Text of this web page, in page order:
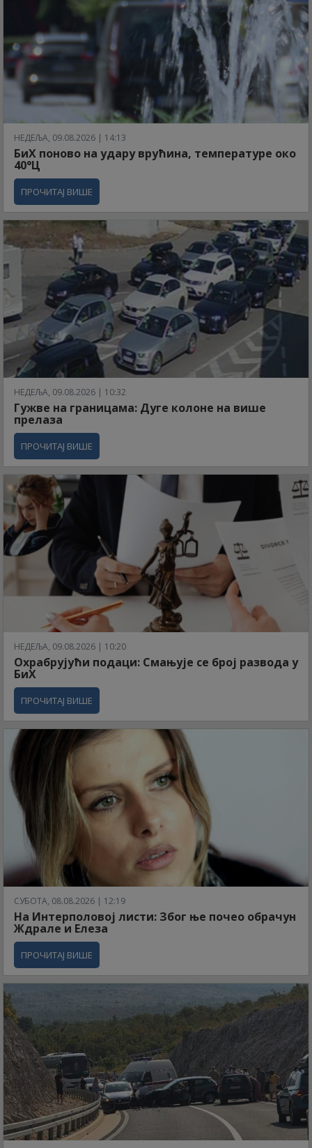
НЕДЕЉА, 09.08.2026 | 14:13
БиХ поново на удару врућина, температуре око
40°Ц
ПРОЧИТАЈ ВИШЕ
НЕДЕЉА, 09.08.2026 | 10:32
Гужве на границама: Дуге колоне на више
прелаза
ПРОЧИТАЈ ВИШЕ
НЕДЕЉА, 09.08.2026 | 10:20
Охрабрујући подаци: Смањује се број развода у
БиХ
ПРОЧИТАЈ ВИШЕ
СУБОТА, 08.08.2026 | 12:19
На Интерполовој листи: Због ње почео обрачун
Ждрале и Елеза
ПРОЧИТАЈ ВИШЕ